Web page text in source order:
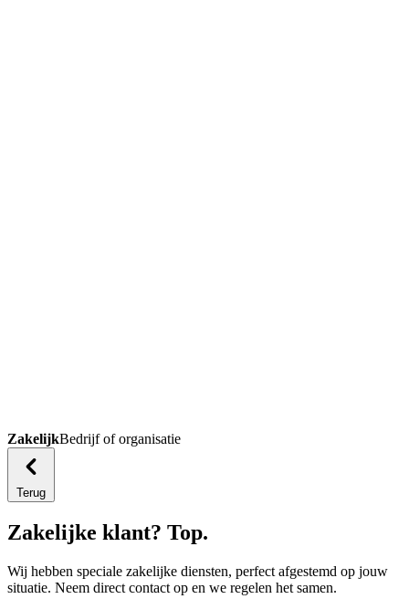
ZakelijkBedrijf of organisatie
Terug
Zakelijke klant? Top.
Wij hebben speciale zakelijke diensten, perfect afgestemd op jouw
situatie. Neem direct contact op en we regelen het samen.